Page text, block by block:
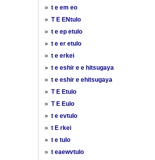
» t e em eo
» T E ENtulo
» t e ep etulo
» t e er etulo
» t e erkei
» t e eshir e e hitsugaya
» t e eshir e ehitsugaya
» T E Etulo
» T E Eulo
» t e evtulo
» t E rkei
» t e tulo
» t eaewvtulo